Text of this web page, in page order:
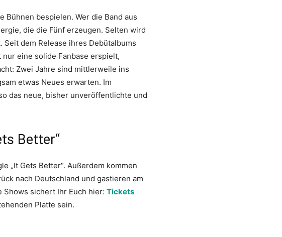
Bühnen bespielen. Wer die Band aus
die die Fünf erzeugen. Selten wird
Seit dem Release ihres Debütalbums
eine solide Fanbase erspielt,
Zwei Jahre sind mittlerweile ins
etwas Neues erwarten. Im
das neue, bisher unveröffentlichte und
Better“
„It Gets Better“. Außerdem kommen
nach Deutschland und gastieren am
Shows sichert Ihr Euch hier: Tickets
Platte sein.